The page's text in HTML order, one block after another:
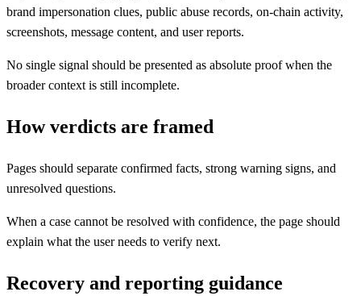
brand impersonation clues, public abuse records, on-chain activity,
screenshots, message content, and user reports.
No single signal should be presented as absolute proof when the
broader context is still incomplete.
How verdicts are framed
Pages should separate confirmed facts, strong warning signs, and
unresolved questions.
When a case cannot be resolved with confidence, the page should
explain what the user needs to verify next.
Recovery and reporting guidance